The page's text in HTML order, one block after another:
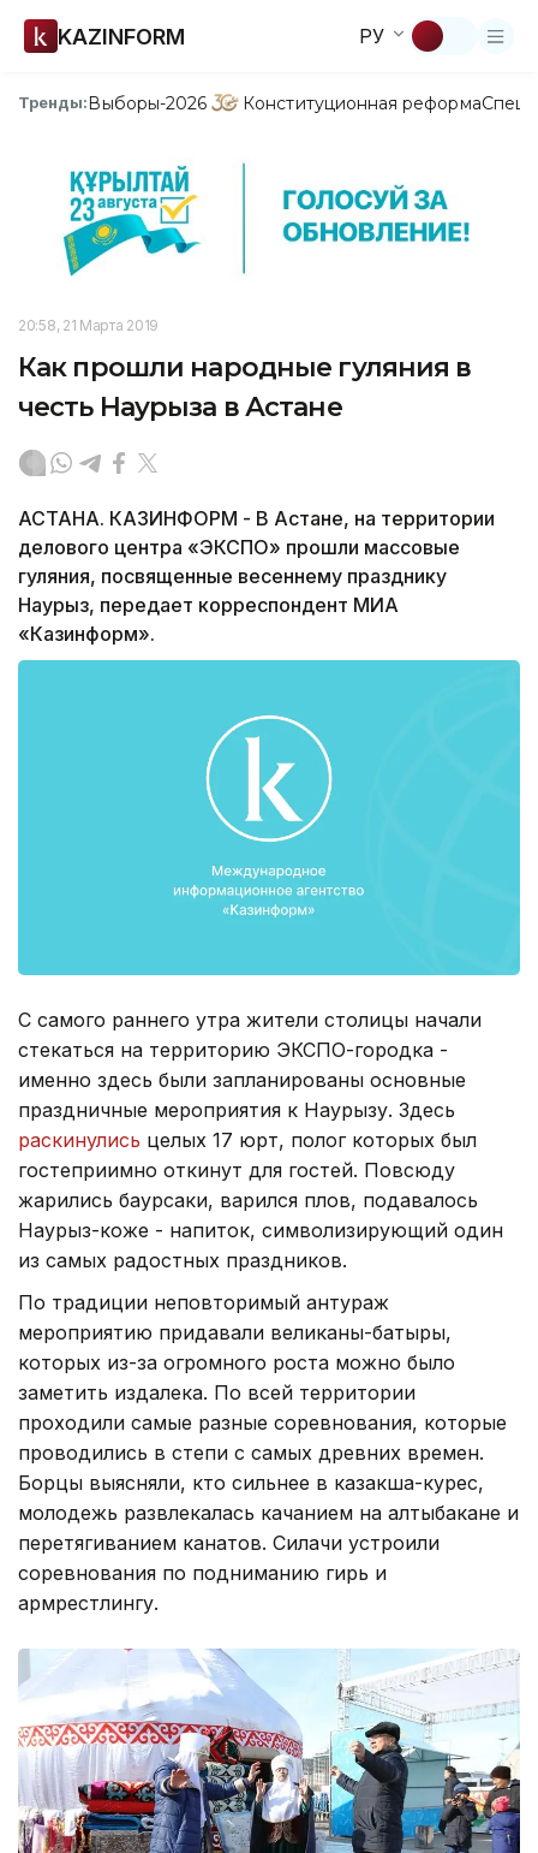
KAZINFORM РУ
Тренды:Выборы-2026 Конституционная реформа
20:58, 21 Марта 2019
Как прошли народные гуляния в
честь Наурыза в Астане
АСТАНА. КАЗИНФОРМ - В Астане, на территории
делового центра «ЭКСПО» прошли массовые
гуляния, посвященные весеннему празднику
Наурыз, передает корреспондент МИА
«Казинформ».
С самого раннего утра жители столицы начали
стекаться на территорию ЭКСПО-городка -
именно здесь были запланированы основные
праздничные мероприятия к Наурызу. Здесь
раскинулись целых 17 юрт, полог которых был
гостеприимно откинут для гостей. Повсюду
жарились баурсаки, варился плов, подавалось
Наурыз-коже - напиток, символизирующий один
из самых радостных праздников.
По традиции неповторимый антураж
мероприятию придавали великаны-батыры,
которых из-за огромного роста можно было
заметить издалека. По всей территории
проходили самые разные соревнования, которые
проводились в степи с самых древних времен.
Борцы выясняли, кто сильнее в казакша-курес,
молодежь развлекалась качанием на алтыбакане и
перетягиванием канатов. Силачи устроили
соревнования по подниманию гирь и
армрестлингу.